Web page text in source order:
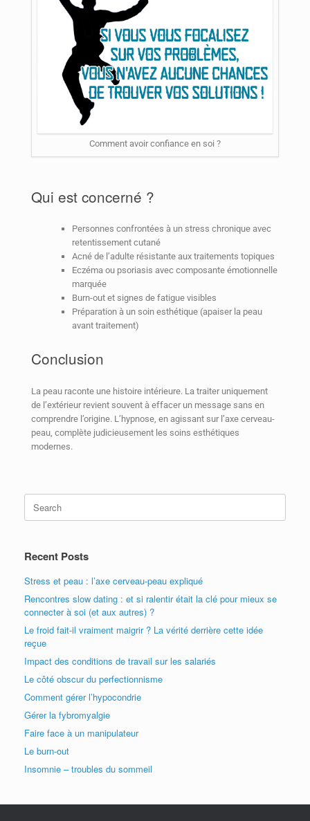
Comment avoir confiance en soi ?
Qui est concerné ?
Personnes confrontées à un stress chronique avec
retentissement cutané
Acné de l’adulte résistante aux traitements topiques
Eczéma ou psoriasis avec composante émotionnelle
marquée
Burn-out et signes de fatigue visibles
Préparation à un soin esthétique (apaiser la peau
avant traitement)
Conclusion
La peau raconte une histoire intérieure. La traiter uniquement
de l’extérieur revient souvent à effacer un message sans en
comprendre l’origine. L’hypnose, en agissant sur l’axe cerveau-
peau, complète judicieusement les soins esthétiques
modernes.
Recent Posts
Stress et peau : l’axe cerveau-peau expliqué
Rencontres slow dating : et si ralentir était la clé pour mieux se
connecter à soi (et aux autres) ?
Le froid fait-il vraiment maigrir ? La vérité derrière cette idée
reçue
Impact des conditions de travail sur les salariés
Le côté obscur du perfectionnisme
Comment gérer l’hypocondrie
Gérer la fybromyalgie
Faire face à un manipulateur
Le burn-out
Insomnie – troubles du sommeil